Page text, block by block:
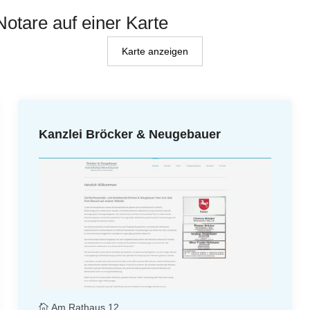
auf einer Karte
Karte anzeigen
Kanzlei Bröcker & Neugebauer
Am Rathaus 12